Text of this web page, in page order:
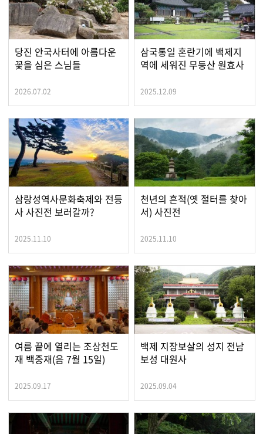
당진 안국사터에 아름다운
꽃을 심은 스님들
2026.07.02
삼국통일 혼란기에 백제지
역에 세워진 무등산 원효사
2025.12.09
삼랑성역사문화축제와 전등
사 사진전 보러갈까?
2025.11.10
천년의 흔적(옛 절터를 찾아
서) 사진전
2025.11.10
여름 끝에 열리는 조상천도
재 백중재(음 7월 15일)
2025.09.17
백제 지장보살의 성지 전남
보성 대원사
2025.09.04